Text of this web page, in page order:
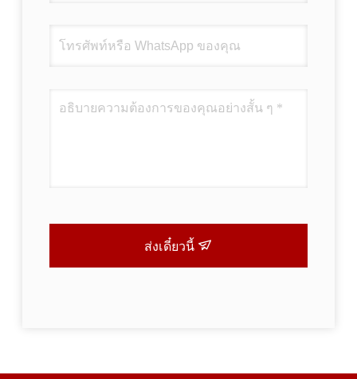
ส่งเดี๋ยวนี้